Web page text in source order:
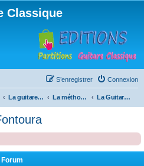
Classique
Connexion
S’enregistrer
La guitare : instrument, cours et théorie La méthode à Paulo La Guitare, Paulo da Fontoura
Forum